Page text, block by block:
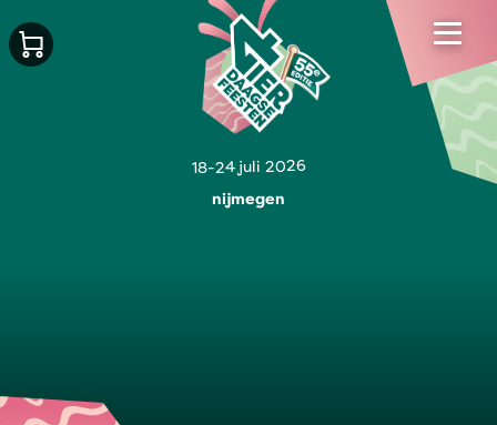
18-24 juli 2026
nijmegen